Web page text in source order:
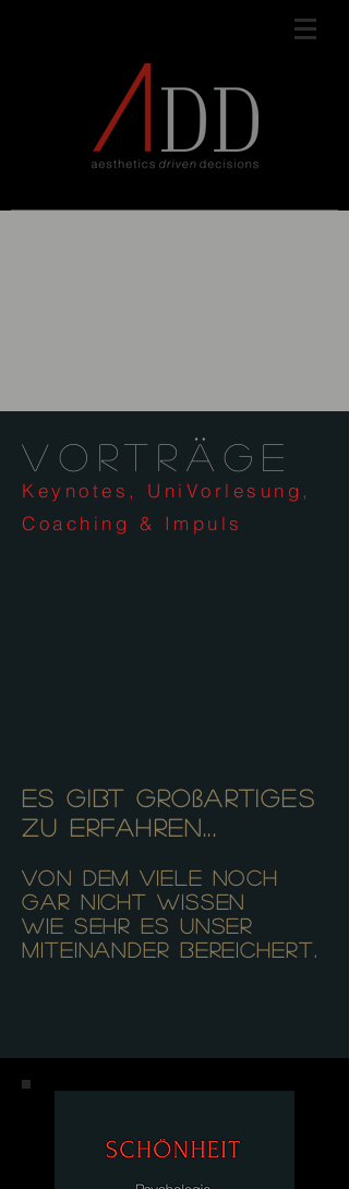
VORTRÄGE
Keynotes, UniVorlesung,
Coaching & Impuls
Es gibt Großartiges
zu erfahren...​
von dem viele noch
gar nicht wissen
wie sehr es unser
Miteinander bereichert.